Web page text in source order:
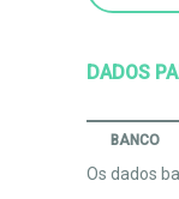
DADOS
BANCO
Os dados